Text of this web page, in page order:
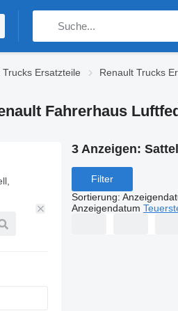
Trucks Ersatzteile Renault Trucks
Fahrerhaus
3 Anzeigen:
Filter
Sortierung:
Anzeigendatum